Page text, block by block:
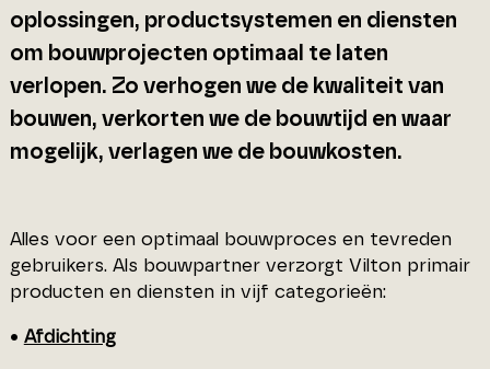
oplossingen, productsystemen en diensten
om bouwprojecten optimaal te laten
verlopen. Zo verhogen we de kwaliteit van
bouwen, verkorten we de bouwtijd en waar
mogelijk, verlagen we de bouwkosten.
Alles voor een optimaal bouwproces en tevreden
gebruikers. Als bouwpartner verzorgt Vilton primair
producten en diensten in vijf categorieën:
• Afdichting